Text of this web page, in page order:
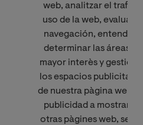
web, analitzar el trafico,
uso de la web, evaluar
navegación, entender y
determinar las áreas de
mayor interès y
los espacios
de nuestra pàgina web y
publicidad a mostrar en
otras pàgines web,